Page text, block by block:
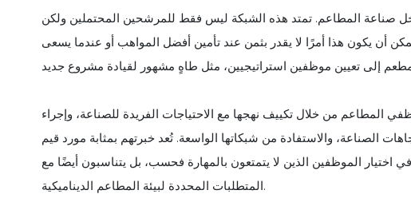
صناعة المطاعم. تمتد هذه الشبكة ليس فقط للمرشحين المحتملين ولكن
أن يكون هذا أمرًا لا يقدر بثمن عند تأمين أفضل المواهب أو عندما يسعى
من خلال تكييف نهجها مع الاحتياجات الفريدة للصناعة، وإجراء
الصناعة، والاستفادة من شبكاتها الواسعة. تُعد خبرتهم بمثابة مورد قيم
اختيار الموظفين الذين لا يتمتعون بالمهارة فحسب، بل يتناسبون أيضًا مع
المتطلبات المحددة لبيئة المطاعم الديناميكية.